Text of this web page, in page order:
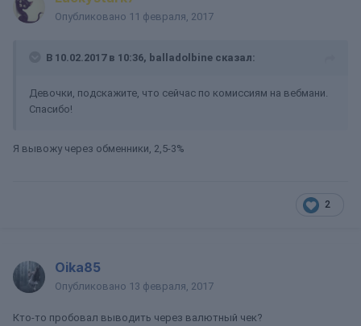
Опубликовано 11 февраля, 2017
В 10.02.2017 в 10:36, balladolbine сказал:
Девочки, подскажите, что сейчас по комиссиям на вебмани.
Спасибо!
Я вывожу через обменники, 2,5-3%
2
Oika85
Опубликовано 13 февраля, 2017
Кто-то пробовал выводить через валютный чек?